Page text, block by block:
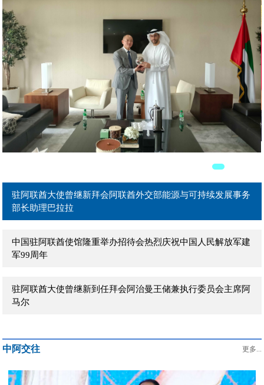
驻阿联酋大使曾继新在阿主流媒体发表署名文章《团结是强国
之本》
驻阿联酋大使曾继新拜会阿联酋外贸部长宰尤迪
驻阿联酋大使曾继新拜会阿联酋外交部能源与可持续发展事务
部长助理巴拉拉
中国驻阿联酋使馆隆重举办招待会热烈庆祝中国人民解放军建
军99周年
驻阿联酋大使曾继新到任拜会阿治曼王储兼执行委员会主席阿
马尔
默德
中阿交往 更多...